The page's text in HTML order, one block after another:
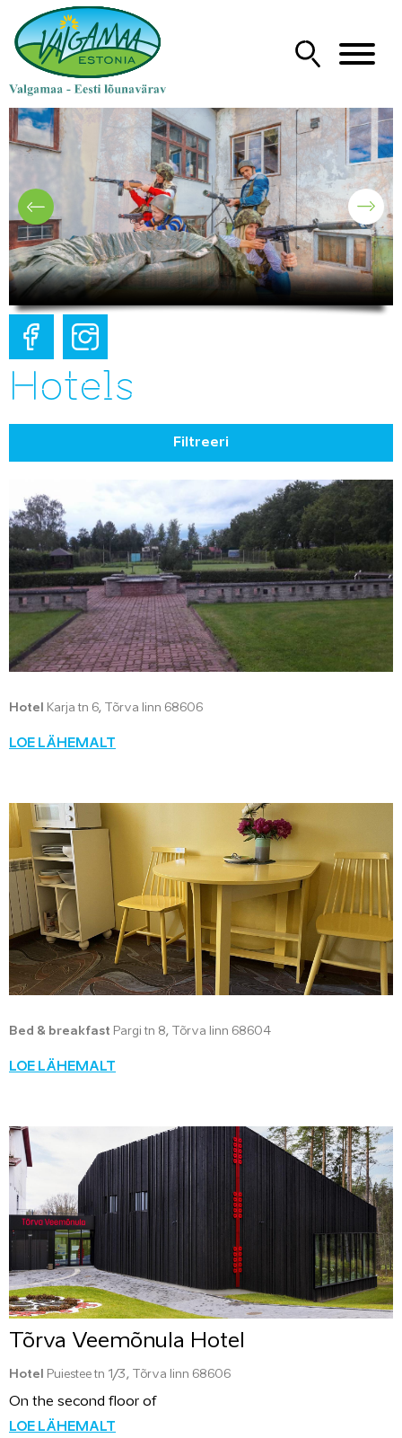
Hotels
Filtreeri
Hotel Karja tn 6, Tõrva linn 68606
LOE LÄHEMALT
Bed & breakfast Pargi tn 8, Tõrva linn 68604
LOE LÄHEMALT
Tõrva Veemõnula Hotel
Hotel Puiestee tn 1/3, Tõrva linn 68606
On the second floor of
LOE LÄHEMALT